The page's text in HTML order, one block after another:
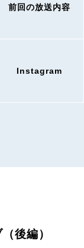
前回の放送内容
Instagram
後編）